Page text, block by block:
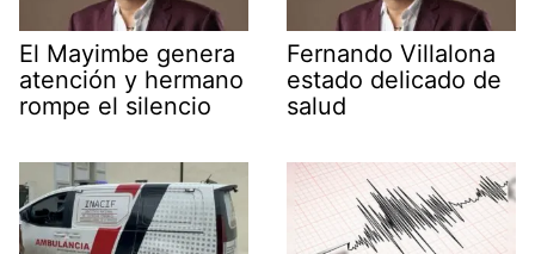
El Mayimbe genera
atención y hermano
rompe el silencio
Fernando Villalona
estado delicado de
salud